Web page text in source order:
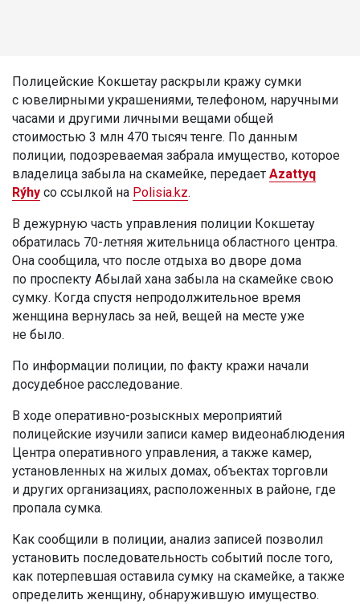
Полицейские Кокшетау раскрыли кражу сумки
с ювелирными украшениями, телефоном, наручными
часами и другими личными вещами общей
стоимостью 3 млн 470 тысяч тенге. По данным
полиции, подозреваемая забрала имущество, которое
владелица забыла на скамейке, передает Azattyq
Rýhy со ссылкой на Polisia.kz.
В дежурную часть управления полиции Кокшетау
обратилась 70-летняя жительница областного центра.
Она сообщила, что после отдыха во дворе дома
по проспекту Абылай хана забыла на скамейке свою
сумку. Когда спустя непродолжительное время
женщина вернулась за ней, вещей на месте уже
не было.
По информации полиции, по факту кражи начали
досудебное расследование.
В ходе оперативно-розыскных мероприятий
полицейские изучили записи камер видеонаблюдения
Центра оперативного управления, а также камер,
установленных на жилых домах, объектах торговли
и других организациях, расположенных в районе, где
пропала сумка.
Как сообщили в полиции, анализ записей позволил
установить последовательность событий после того,
как потерпевшая оставила сумку на скамейке, а также
определить женщину, обнаружившую имущество.